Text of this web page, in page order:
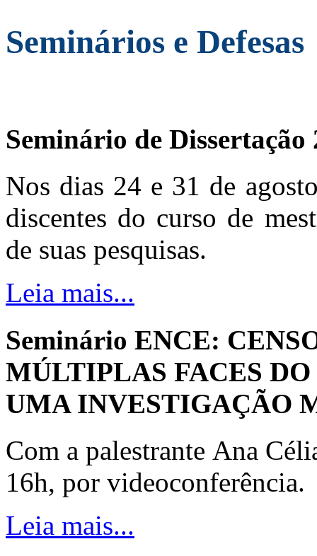
Seminários e Defesas
Seminário de Dissertação
Nos dias 24 e 31 de
discentes do curso de
de suas pesquisas.
Leia mais...
Seminário ENCE:
MÚLTIPLAS FACES
UMA INVESTIGAÇÃO
Com a palestrante Ana
16h, por videoconferência.
Leia mais...